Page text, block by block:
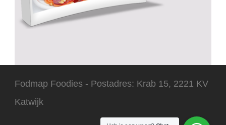
Fodmap Foodies - Postadres: Krab 15, 2221 KV
Katwijk